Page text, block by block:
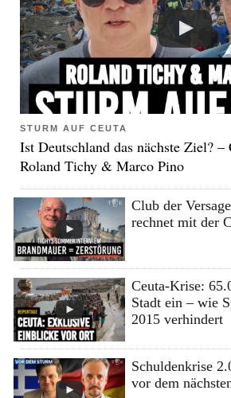
STURM AUF CEUTA
Ist Deutschland das nächste Ziel?
Roland Tichy & Marco Pino
Club der
rechnet mit der
Ceuta-Krise:
Stadt ein – wie
2015 verhindert
Schuldenkrise
vor dem